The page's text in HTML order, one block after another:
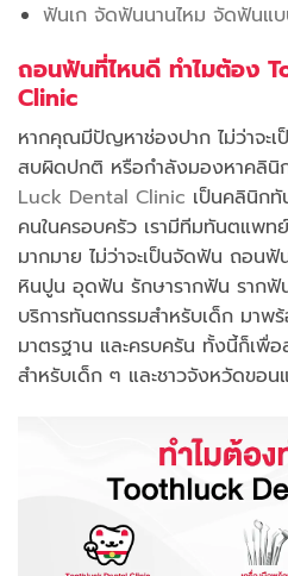
ฟันเก จัดฟันนานไหม จัดฟันแบ
ถอนฟันที่ไหนดี ทำไมต้อง
Clinic
หากคุณมีปัญหาช่องปาก ไม่ว่าจะ
สบผิดปกติ หรือกำลังมองหาคลินิ
Luck Dental Clinic เป็นคลินิกทั
คนในครอบครัว เรามีทีมทันตแพท
มากมาย ไม่ว่าจะเป็นจัดฟัน ถอ
หินปูน อุดฟัน รักษารากฟัน รากฟั
บริการทันตกรรมสำหรับเด็ก มาพ
มาตรฐาน และครบครัน ทั้งนี้ก็เพื่
สำหรับเด็ก ๆ และชาวจังหวัดขอ